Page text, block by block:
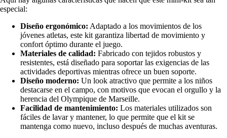
especial:
Diseño ergonómico: Adaptado a los movimientos de los
jóvenes atletas, este kit garantiza libertad de movimiento y
confort óptimo durante el juego.
Materiales de calidad: Fabricado con tejidos robustos y
resistentes, está diseñado para soportar las exigencias de las
actividades deportivas mientras ofrece un buen soporte.
Diseño moderno: Un look atractivo que permite a los niños
destacarse en el campo, con motivos que evocan el orgullo y la
herencia del Olympique de Marseille.
Facilidad de mantenimiento: Los materiales utilizados son
fáciles de lavar y mantener, lo que permite que el kit se
mantenga como nuevo, incluso después de muchas aventuras.